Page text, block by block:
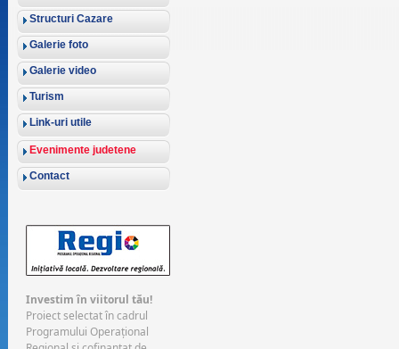
Structuri Cazare
Galerie foto
Galerie video
Turism
Link-uri utile
Evenimente judetene
Contact
Investim în viitorul tău!
Proiect selectat în cadrul
Programului Operaţional